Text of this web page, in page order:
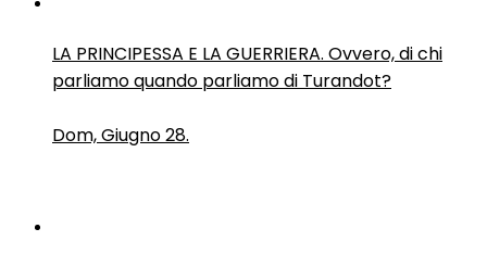
LA PRINCIPESSA E LA GUERRIERA. Ovvero, di chi
parliamo quando parliamo di Turandot?
Dom, Giugno 28.